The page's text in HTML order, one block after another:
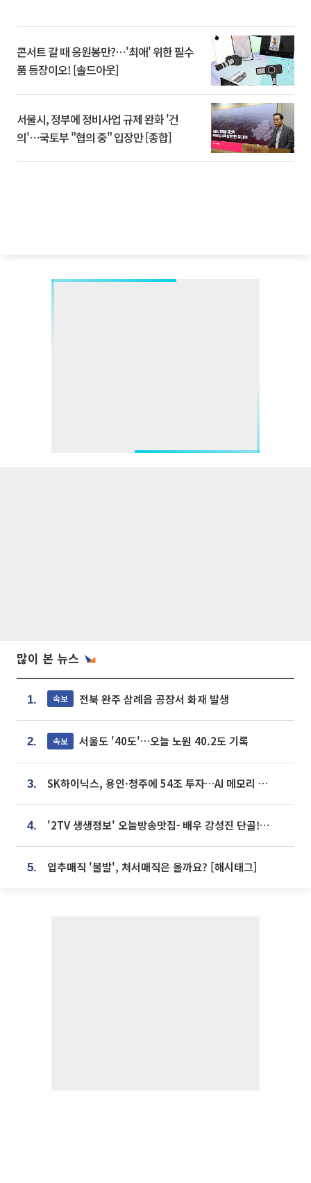
콘서트 갈 때 응원봉만?⋯'최애' 위한 필수
품 등장이오! [솔드아웃]
서울시, 정부에 정비사업 규제 완화 '건
의'⋯국토부 "협의 중" 입장만 [종합]
많이 본 뉴스
1. 속보 전북 완주 삼례읍 공장서 화재 발생
2. 속보 서울도 '40도'…오늘 노원 40.2도 기록
3. SK하이닉스, 용인·청주에 54조 투자…AI 메모리 생산기지 키운다
4. '2TV 생생정보' 오늘방송맛집- 배우 강성진 단골! 쌀국수ㆍ푸팟퐁 커리 맛집 '블○○○'
5. 입추매직 '불발', 처서매직은 올까요? [해시태그]